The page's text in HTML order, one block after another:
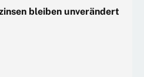
bleiben unverändert